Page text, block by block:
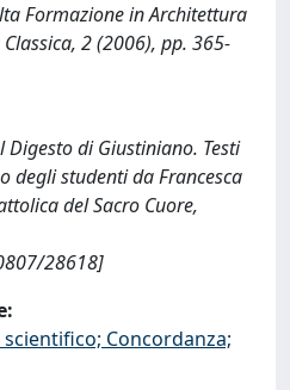
Formazione in Architettura
2 (2006), pp. 365-
Digesto di Giustiniano. Testi
degli studenti da Francesca
del Sacro Cuore,
28618]
Concordanza;